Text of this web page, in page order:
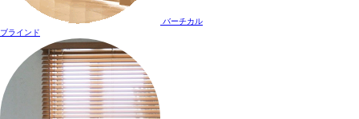
バーチカル
ブラインド